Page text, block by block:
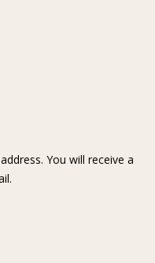
You will receive a